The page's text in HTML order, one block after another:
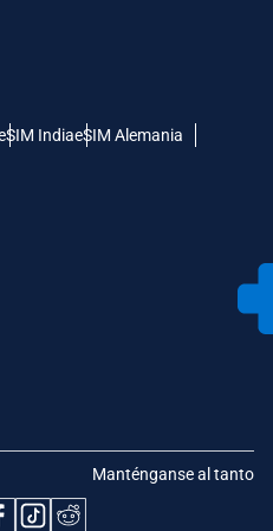
IndiaeSIM Alemania
Manténganse al tanto